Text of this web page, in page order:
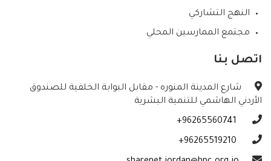
النهج التشاركي
مجتمع الممارسين المحلي
اتصل بنا
شارع المدينة المنوره - مقابل البوابة الخلفية للصندوق
الأردني الهاشمي للتنمية البشرية